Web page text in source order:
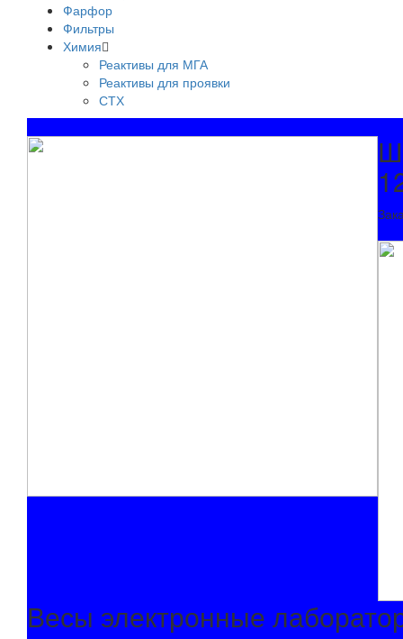
Фарфор
Фильтры
Химия
Реактивы для МГА
Реактивы для проявки
СТХ
Весы электронные